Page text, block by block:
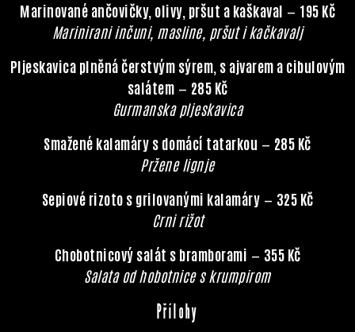
Marinované ančovičky, olivy, pršut a kaškaval — 195 Kč
Marinirani inčuni, masline, pršut i kačkavalj
Pljeskavica plněná čerstvým sýrem, s ajvarem a cibulovým
salátem — 285 Kč
Gurmanska pljeskavica
Smažené kalamáry s domácí tatarkou — 285 Kč
Pržene lignje
Sepiové rizoto s grilovanými kalamáry — 325 Kč
Crni rižot
Chobotnicový salát s bramborami — 355 Kč
Salata od hobotnice s krumpirom
Přílohy